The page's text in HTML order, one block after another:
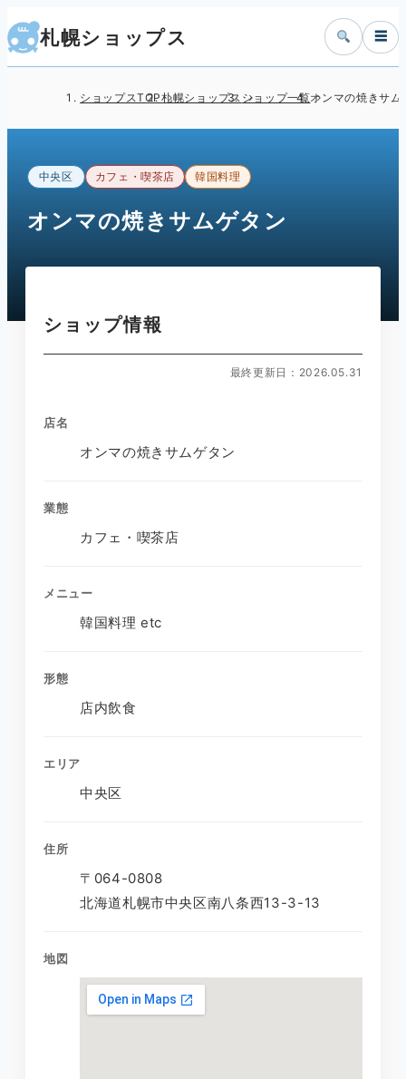
札幌ショップス ☰
ショップスTOP札幌ショップス ショップ一覧オンマの焼きサム
中央区 カフェ・喫茶店 韓国料理
オンマの焼きサムゲタン
ショップ情報
最終更新日：2026.05.31
店名
オンマの焼きサムゲタン
業態
カフェ・喫茶店
メニュー
韓国料理 etc
形態
店内飲食
エリア
中央区
住所
〒064-0808
北海道札幌市中央区南八条西13-3-13
地図